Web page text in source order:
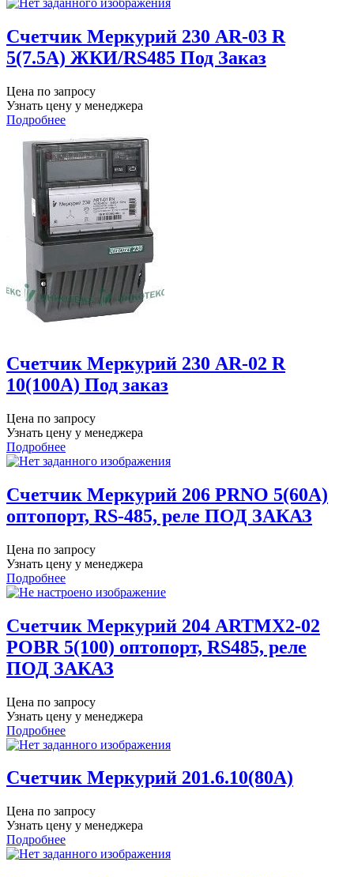
Счетчик Меркурий 230 AR-03 R
5(7.5А) ЖКИ/RS485 Под Заказ
Цена по запросу
Узнать цену у менеджера
Подробнее
Счетчик Меркурий 230 AR-02 R
10(100А) Под заказ
Цена по запросу
Узнать цену у менеджера
Подробнее
Счетчик Меркурий 206 PRNO 5(60А)
оптопорт, RS-485, реле ПОД ЗАКАЗ
Цена по запросу
Узнать цену у менеджера
Подробнее
Счетчик Меркурий 204 ARTMX2-02
POBR 5(100) оптопорт, RS485, реле
ПОД ЗАКАЗ
Цена по запросу
Узнать цену у менеджера
Подробнее
Счетчик Меркурий 201.6.10(80А)
Цена по запросу
Узнать цену у менеджера
Подробнее